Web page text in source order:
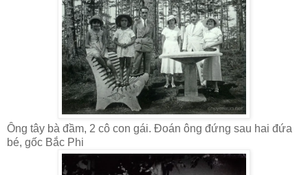
Ông tây bà đầm, 2 cô con gái. Đoán ông đứng sau hai đứa
bé, gốc Bắc Phi